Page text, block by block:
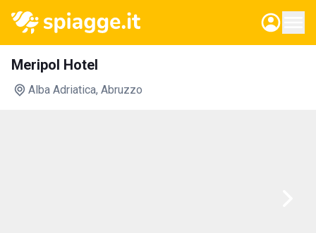
Meripol Hotel
Alba Adriatica, Abruzzo